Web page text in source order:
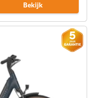
Bekijk